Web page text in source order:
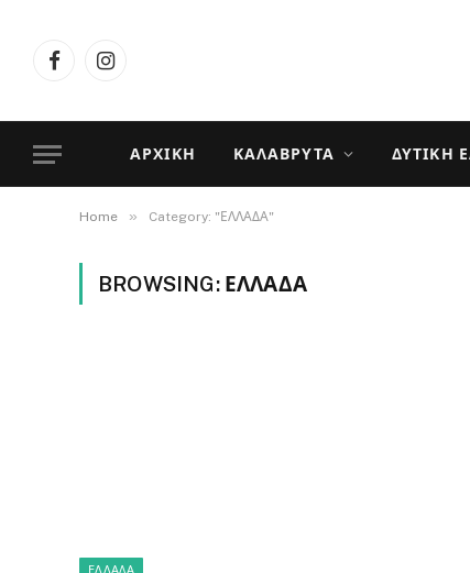
FacebookInstagram
ΑΡΧΙΚΉ ΚΑΛΆΒΡΥΤΑ ΔΥΤΙΚΉ
Home » Category: "ΕΛΛΑΔΑ"
BROWSING: ΕΛΛΑΔΑ
ΕΛΛΑΔΑ